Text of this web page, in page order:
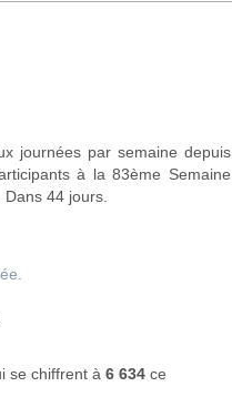
journées par semaine depuis
à la 83ème Semaine
44 jours.
se chiffrent à 6 634 ce